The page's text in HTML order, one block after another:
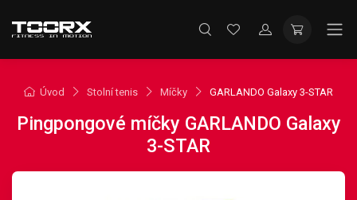
Úvod Stolní tenis Míčky GARLANDO Galaxy 3-STAR
Pingpongové míčky GARLANDO Galaxy
3-STAR